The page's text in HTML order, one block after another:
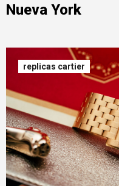
Nueva York
replicas cartier